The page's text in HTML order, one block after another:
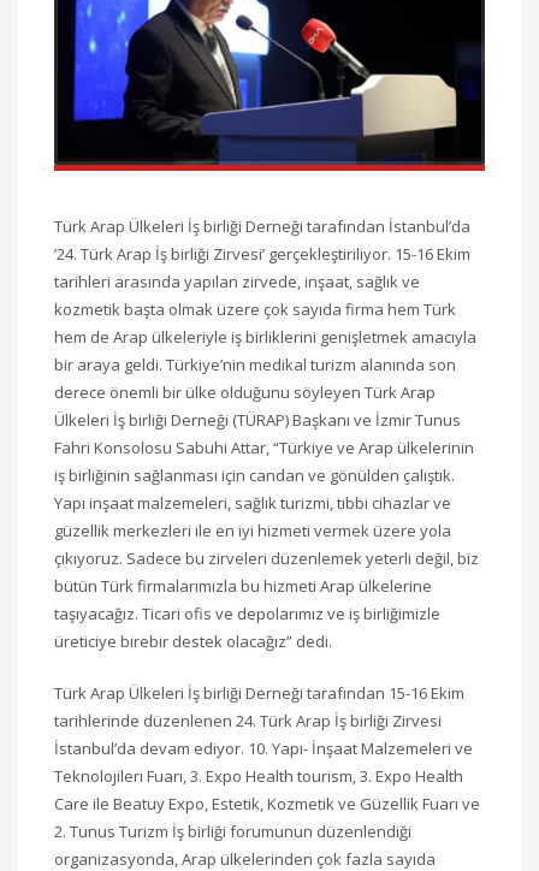
Türk Arap Ülkeleri İş birliği Derneği tarafından İstanbul’da
’24. Türk Arap İş birliği Zirvesi’ gerçekleştiriliyor. 15-16 Ekim
tarihleri arasında yapılan zirvede, inşaat, sağlık ve
kozmetik başta olmak üzere çok sayıda firma hem Türk
hem de Arap ülkeleriyle iş birliklerini genişletmek amacıyla
bir araya geldi. Türkiye’nin medikal turizm alanında son
derece önemli bir ülke olduğunu söyleyen Türk Arap
Ülkeleri İş birliği Derneği (TÜRAP) Başkanı ve İzmir Tunus
Fahri Konsolosu Sabuhi Attar, “Türkiye ve Arap ülkelerinin
iş birliğinin sağlanması için candan ve gönülden çalıştık.
Yapı inşaat malzemeleri, sağlık turizmi, tıbbi cihazlar ve
güzellik merkezleri ile en iyi hizmeti vermek üzere yola
çıkıyoruz. Sadece bu zirveleri düzenlemek yeterli değil, biz
bütün Türk firmalarımızla bu hizmeti Arap ülkelerine
taşıyacağız. Ticari ofis ve depolarımız ve iş birliğimizle
üreticiye birebir destek olacağız” dedi.
Türk Arap Ülkeleri İş birliği Derneği tarafından 15-16 Ekim
tarihlerinde düzenlenen 24. Türk Arap İş birliği Zirvesi
İstanbul’da devam ediyor. 10. Yapı- İnşaat Malzemeleri ve
Teknolojileri Fuarı, 3. Expo Health tourism, 3. Expo Health
Care ile Beatuy Expo, Estetik, Kozmetik ve Güzellik Fuarı ve
2. Tunus Turizm İş birliği forumunun düzenlendiği
organizasyonda, Arap ülkelerinden çok fazla sayıda